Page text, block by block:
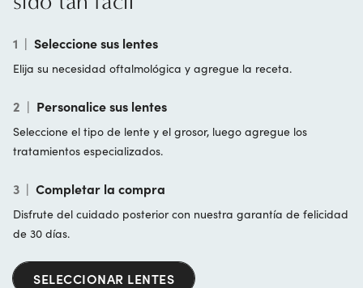
1 | Seleccione sus lentes
Elija su necesidad oftalmológica y agregue la receta.
2 | Personalice sus lentes
Seleccione el tipo de lente y el grosor, luego agregue los
tratamientos especializados.
3 | Completar la compra
Disfrute del cuidado posterior con nuestra garantía de felicidad
de 30 días.
SELECCIONAR LENTES